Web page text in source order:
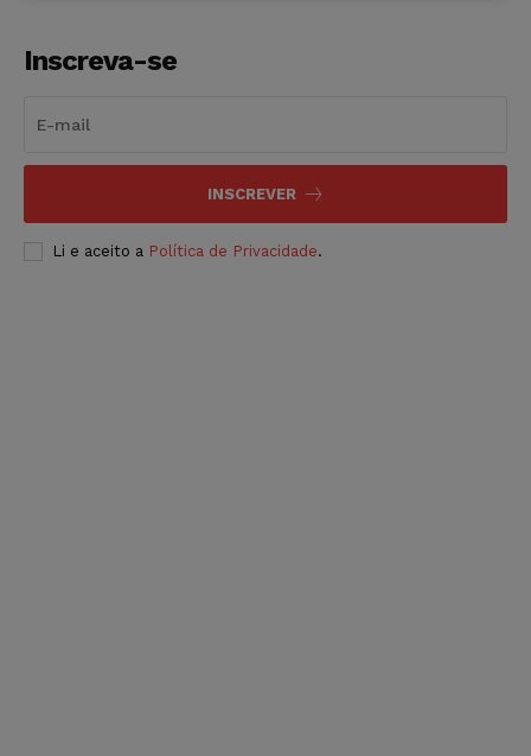
Inscreva-se
INSCREVER
Li e aceito a Política de Privacidade.